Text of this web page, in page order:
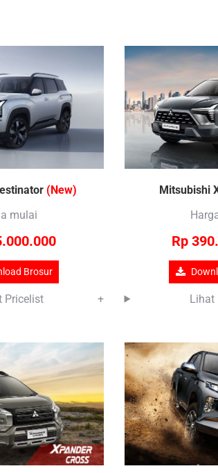
(New)
mulai
Brosur
Pricelist +
Mitsubishi
Rp
Lihat